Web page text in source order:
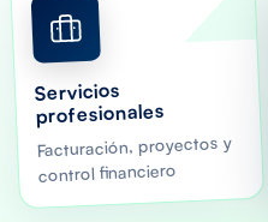
Servicios
profesionales
Facturación, proyectos y
control financiero